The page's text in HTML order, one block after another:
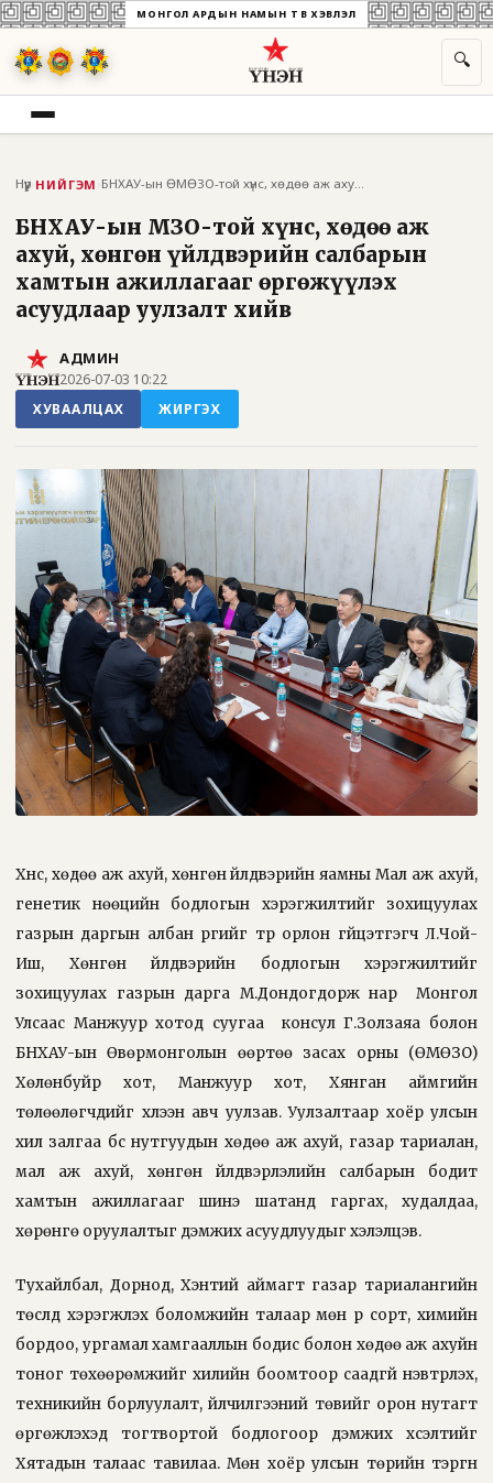
МОНГОЛ АРДЫН НАМЫН ТӨВ ХЭВЛЭЛ
🔍
Нүүр НИЙГЭМ БНХАУ-ын ӨМӨЗО-той хүнс, хөдөө аж ахуй,...
БНХАУ-ын ӨМӨЗО-той хүнс, хөдөө аж
ахуй, хөнгөн үйлдвэрийн салбарын
хамтын ажиллагааг өргөжүүлэх
асуудлаар уулзалт хийв
АДМИН
2026-07-03 10:22
ХУВААЛЦАХ
ЖИРГЭХ
Хүнс, хөдөө аж ахуй, хөнгөн үйлдвэрийн яамны Мал аж ахуй,
генетик нөөцийн бодлогын хэрэгжилтийг зохицуулах
газрын даргын албан үүргийг түр орлон гүйцэтгэгч Л.Чой-
Иш, Хөнгөн үйлдвэрийн бодлогын хэрэгжилтийг
зохицуулах газрын дарга М.Дондогдорж нар Монгол
Улсаас Манжуур хотод суугаа консул Г.Золзаяа болон
БНХАУ-ын Өвөрмонголын өөртөө засах орны (ӨМӨЗО)
Хөлөнбуйр хот, Манжуур хот, Хянган аймгийн
төлөөлөгчдийг хүлээн авч уулзав. Уулзалтаар хоёр улсын
хил залгаа бүс нутгуудын хөдөө аж ахуй, газар тариалан,
мал аж ахуй, хөнгөн үйлдвэрлэлийн салбарын бодит
хамтын ажиллагааг шинэ шатанд гаргах, худалдаа,
хөрөнгө оруулалтыг дэмжих асуудлуудыг хэлэлцэв.
Тухайлбал, Дорнод, Хэнтий аймагт газар тариалангийн
төслүүд хэрэгжүүлэх боломжийн талаар мөн үр сорт, химийн
бордоо, ургамал хамгааллын бодис болон хөдөө аж ахуйн
тоног төхөөрөмжийг хилийн боомтоор саадгүй нэвтрүүлэх,
техникийн борлуулалт, үйлчилгээний төвийг орон нутагт
өргөжүүлэхэд тогтвортой бодлогоор дэмжих хүсэлтийг
Хятадын талаас тавилаа. Мөн хоёр улсын төрийн тэргүүн